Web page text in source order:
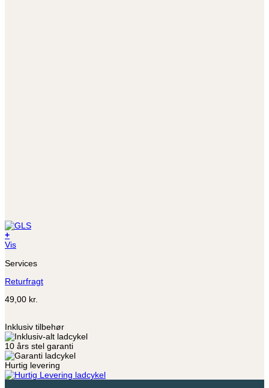
+
Vis
Services
Returfragt
49,00 kr.
Inklusiv tilbehør
10 års stel garanti
Hurtig levering